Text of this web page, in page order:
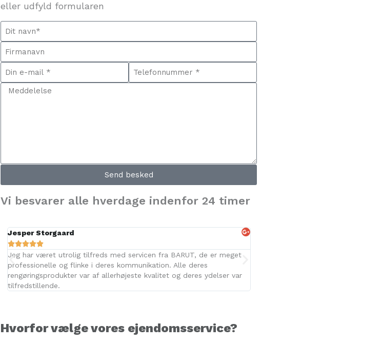
eller udfyld formularen
Send besked
Vi besvarer alle hverdage indenfor 24 timer
Jesper Storgaard

Jeg har været utrolig tilfreds med servicen fra BARUT, de er meget
professionelle og flinke i deres kommunikation. Alle deres
rengøringsprodukter var af allerhøjeste kvalitet og deres ydelser var
tilfredstillende.
Hvorfor vælge vores ejendomsservice?